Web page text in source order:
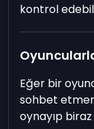
kontrol
Eğer bir
sohbet
oynayıp